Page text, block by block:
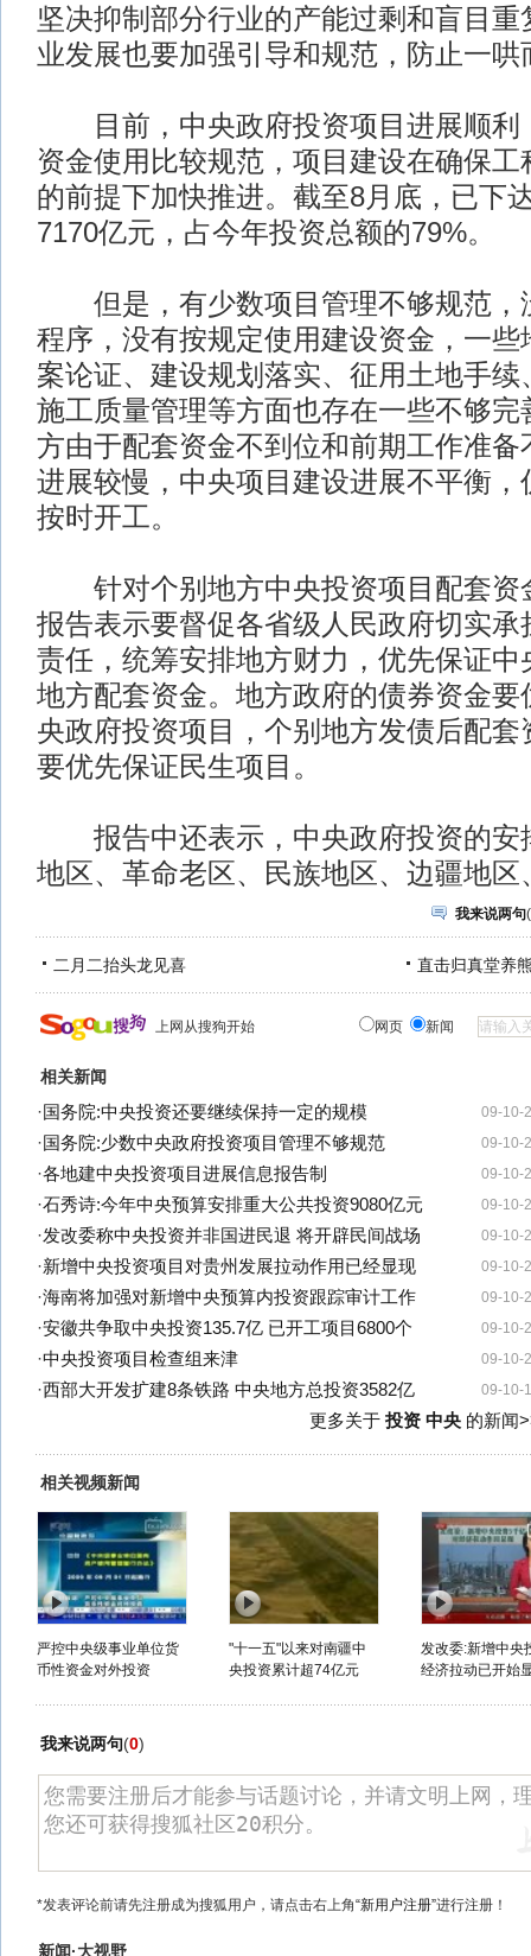
坚决抑制部分行业的产能过剩和盲目
业发展也要加强引导和规范，防止一哄
目前，中央政府投资项目进展顺利
资金使用比较规范，项目建设在确保工
的前提下加快推进。截至8月底，已下
7170亿元，占今年投资总额的79%。
但是，有少数项目管理不够规范，
程序，没有按规定使用建设资金，一些
案论证、建设规划落实、征用土地手续
施工质量管理等方面也存在一些不够完
方由于配套资金不到位和前期工作准备
进展较慢，中央项目建设进展不平衡，
按时开工。
针对个别地方中央投资项目配套资
报告表示要督促各省级人民政府切实承
责任，统筹安排地方财力，优先保证中
地方配套资金。地方政府的债券资金要
央政府投资项目，个别地方发债后配套
要优先保证民生项目。
报告中还表示，中央政府投资的安
地区、革命老区、民族地区、边疆地区
我来说两句(
二月二抬头龙见喜 直击归真堂养
上网从搜狗开始 网页 新闻
相关新闻
09-10-
· 国务院:中央投资还要继续保持一定的规模
09-10-
· 国务院:少数中央政府投资项目管理不够规范
09-10-
·各地建中央投资项目进展信息报告制
09-10-
·石秀诗:今年中央预算安排重大公共投资9080亿元
09-10-
·发改委称中央投资并非国进民退 将开辟民间战场
09-10-
·新增中央投资项目对贵州发展拉动作用已经显现
09-10-
·海南将加强对新增中央预算内投资跟踪审计工作
09-10-
·安徽共争取中央投资135.7亿 已开工项目6800个
09-10-
·中央投资项目检查组来津
09-10-
·西部大开发扩建8条铁路 中央地方总投资3582亿
更多关于 投资 中央的新闻
相关视频新闻
严控中央级事业单位货
币性资金对外投资
"十一五"以来对南疆中
央投资累计超74亿元
发改委:新增中央
经济拉动已开始
我来说两句(0)
*发表评论前请先注册成为搜狐用户，请点击右上角“新用户注册”进行注册！
新闻·大视野